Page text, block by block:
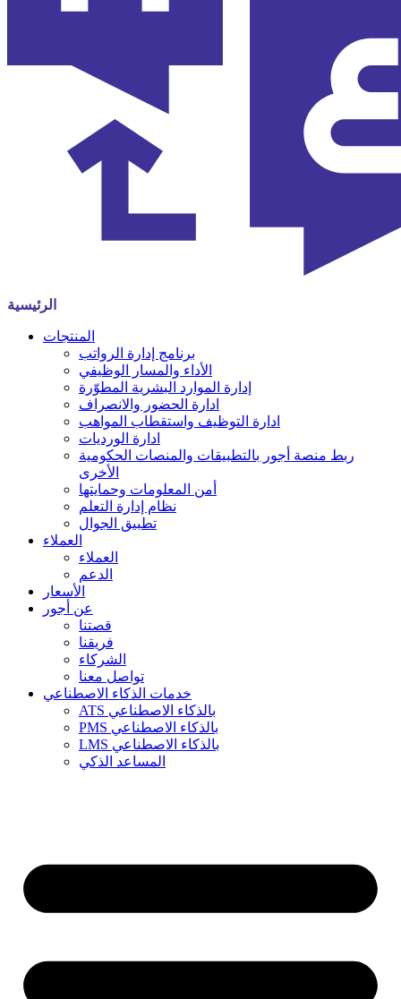
الرئيسية
المنتجات
برنامج إدارة الرواتب
الأداء والمسار الوظيفي
إدارة الموارد البشرية المطوّرة
ادارة الحضور والانصراف
ادارة التوظيف واستقطاب المواهب
ادارة الورديات
ربط منصة أجور بالتطبيقات والمنصات الحكومية
الأخرى
أمن المعلومات وحمايتها
نظام إدارة التعلم
تطبيق الجوال
العملاء
العملاء
الدعم
الأسعار
عن أجور
قصتنا
فريقنا
الشركاء
تواصل معنا
خدمات الذكاء الاصطناعي
ATS بالذكاء الاصطناعي
PMS بالذكاء الاصطناعي
LMS بالذكاء الاصطناعي
المساعد الذكي